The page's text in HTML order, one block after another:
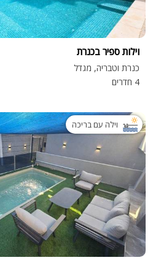
וילות ספיר בכנרת
כנרת וטבריה, מגדל
4 חדרים
וילה עם בריכה